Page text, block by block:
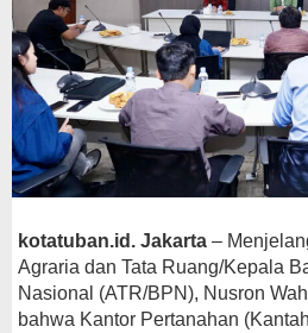
kotatuban.id. Jakarta –
Agraria dan Tata Ruang/Kepala
Nasional (ATR/BPN), Nusron
bahwa Kantor Pertanahan